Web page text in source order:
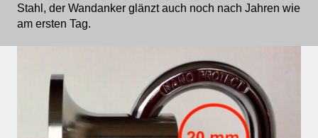
Stahl, der Wandanker glänzt auch noch nach Jahren wie
am ersten Tag.